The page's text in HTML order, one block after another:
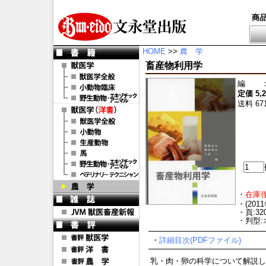
商
HOME >> 農 学
畜産物利用学
編
定価
送料
・ 在庫
・
・頁
・判型
・ 詳細目次(PDFファイル)
乳・肉・卵の科学について解説